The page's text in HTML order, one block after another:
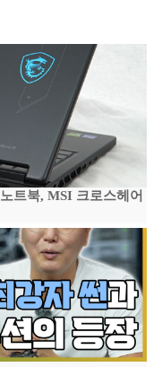
트북, MSI 크로스헤어